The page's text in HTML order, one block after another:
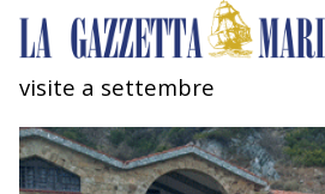
MOBILITÀ
visite a settembre